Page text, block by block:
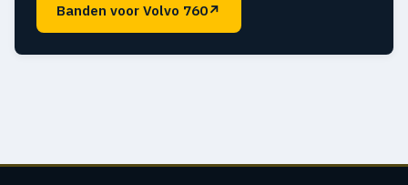
Banden voor Volvo 760↗